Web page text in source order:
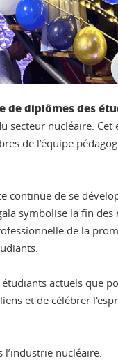
de diplômes des
secteur nucléaire.
de l’équipe
continue de se
symbolise la fin
de la
actuels que
et de célébrer
nucléaire.